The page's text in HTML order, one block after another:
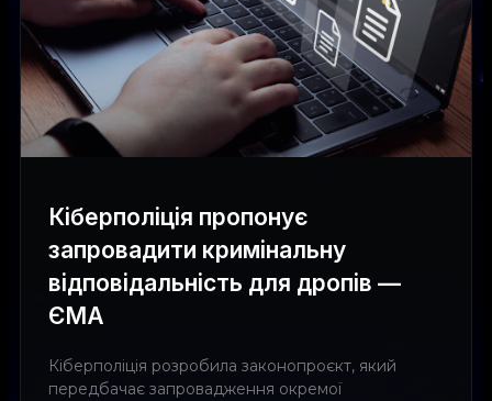
Кіберполіція пропонує
запровадити кримінальну
відповідальність для дропів —
ЄМА
Кіберполіція розробила законопроєкт, який
передбачає запровадження окремої